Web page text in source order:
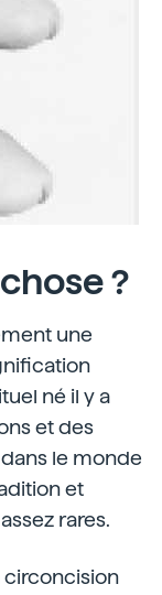
?
une
né il y a
et des
le monde
et
rares.
circoncision